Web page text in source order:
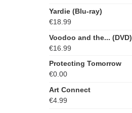
Yardie (Blu-ray)
€18.99
Voodoo and the... (DVD)
€16.99
Protecting Tomorrow
€0.00
Art Connect
€4.99